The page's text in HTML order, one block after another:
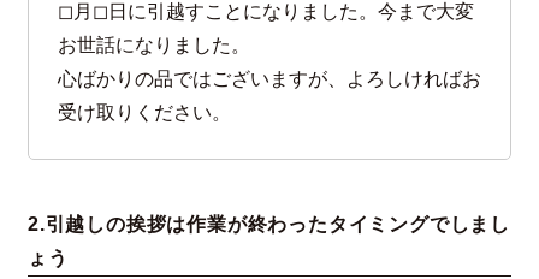
◻︎月◻︎日に引越すことになりました。今まで大変
お世話になりました。
心ばかりの品ではございますが、よろしければお
受け取りください。
2.引越しの挨拶は作業が終わったタイミングでしまし
ょう